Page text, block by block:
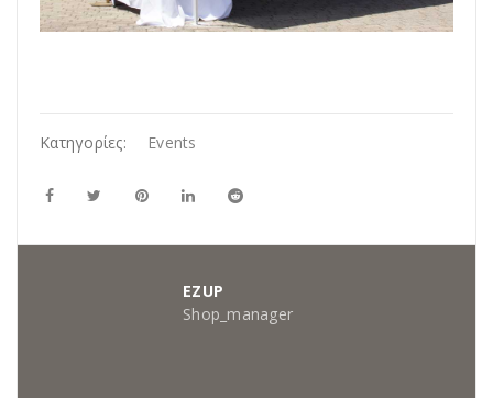
Κατηγορίες: Events
EZUP
Shop_manager